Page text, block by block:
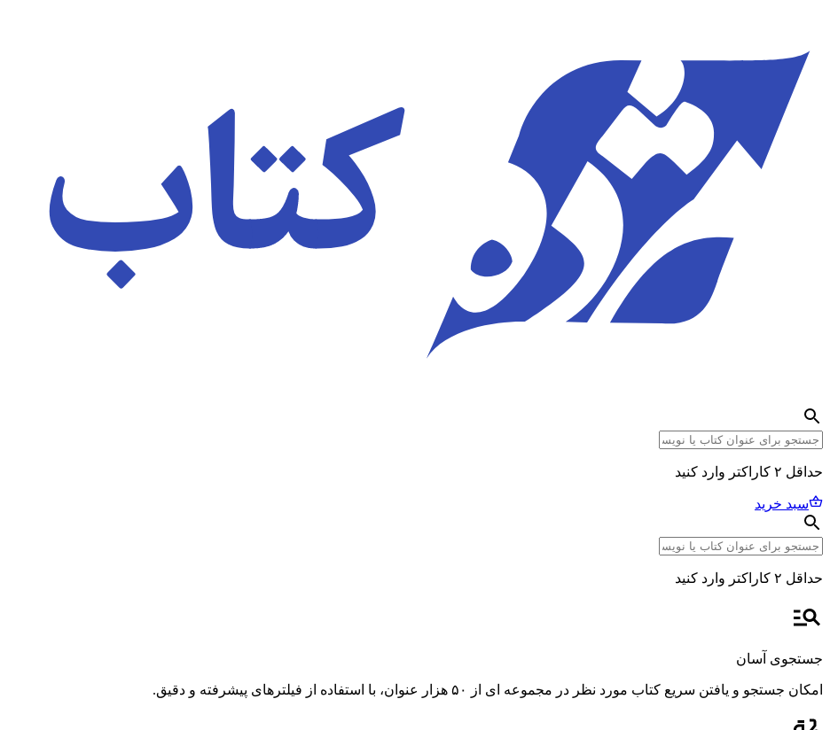
حداقل ۲ کاراکتر وارد کنید
سبد خرید
حداقل ۲ کاراکتر وارد کنید
جستجوی آسان
امکان جستجو و یافتن سریع کتاب مورد نظر در مجموعه ای از ۵۰ هزار عنوان، با استفاده از فیلترهای پیشرفته و دقیق.